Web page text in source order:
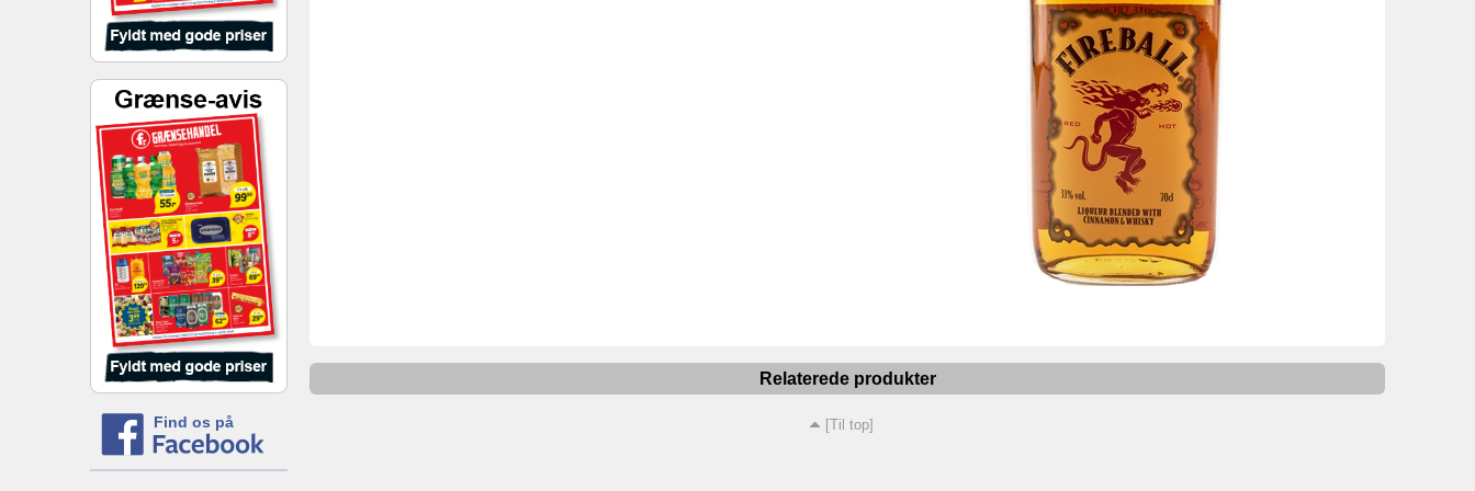
Relaterede produkter
[Til top]
Find os på